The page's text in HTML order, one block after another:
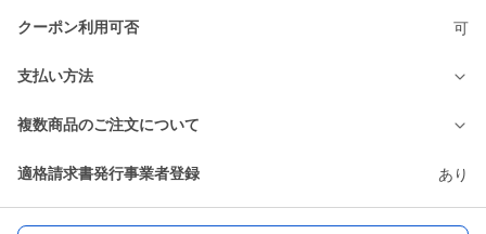
クーポン利用可否 可
支払い方法
複数商品のご注文について
適格請求書発行事業者登録 あり